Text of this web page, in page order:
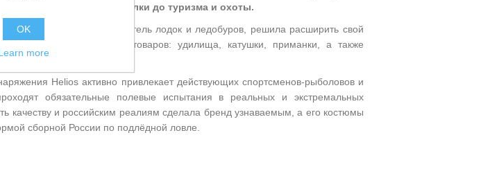
на природе — от рыбалки до туризма и охоты.
«ТОНАР», производитель лодок и ледобуров, решила расширить свой
предлагает более 5000 товаров: удилища, катушки, приманки, а также
одежду.
Helios активно привлекает действующих спортсменов-рыболовов и
обязательные полевые испытания в реальных и экстремальных
качеству и российским реалиям сделала бренд узнаваемым, а его костюмы
сборной России по подлёдной ловле.
OK
more